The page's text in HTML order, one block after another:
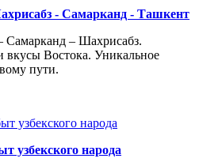
- Самарканд - Ташкент
Самарканд – Шахрисабз.
вкусы Востока. Уникальное
пути.
узбекского народа